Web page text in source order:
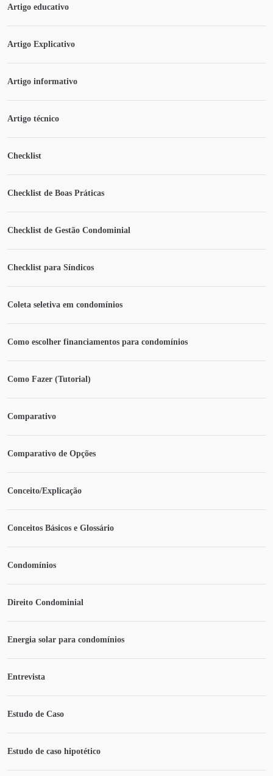
Artigo educativo
Artigo Explicativo
Artigo informativo
Artigo técnico
Checklist
Checklist de Boas Práticas
Checklist de Gestão Condominial
Checklist para Síndicos
Coleta seletiva em condomínios
Como escolher financiamentos para condomínios
Como Fazer (Tutorial)
Comparativo
Comparativo de Opções
Conceito/Explicação
Conceitos Básicos e Glossário
Condomínios
Direito Condominial
Energia solar para condomínios
Entrevista
Estudo de Caso
Estudo de caso hipotético